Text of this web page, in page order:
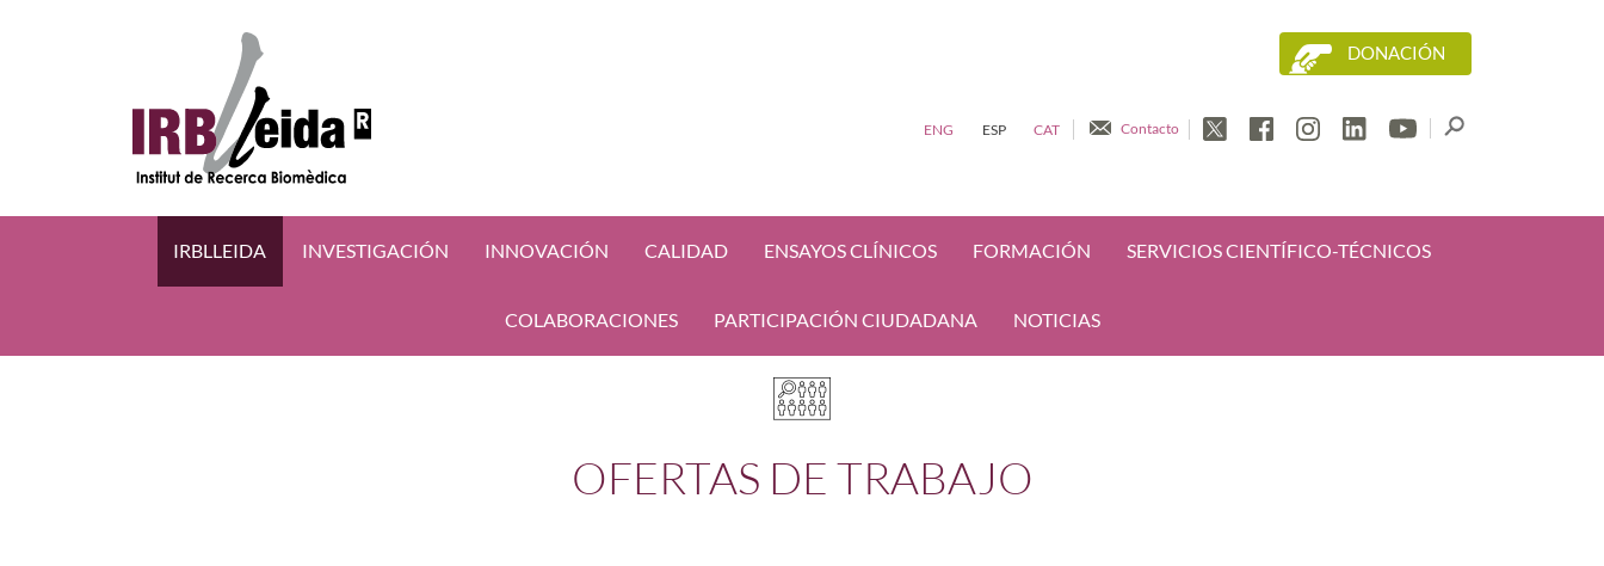
DONACIÓN
ENG ESP CAT Contacto
IRBLLEIDA INVESTIGACIÓN INNOVACIÓN CALIDAD ENSAYOS CLÍNICOS FORMACIÓN SERVICIOS CIENTÍFICO-TÉCNICOS
COLABORACIONES PARTICIPACIÓN CIUDADANA NOTICIAS
OFERTAS DE TRABAJO